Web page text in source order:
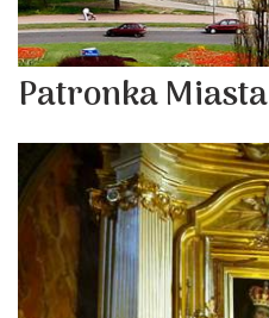
Patronka Miasta